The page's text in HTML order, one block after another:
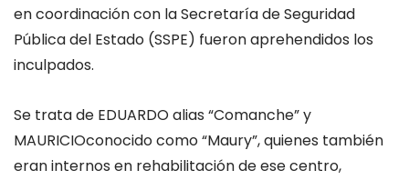
en coordinación con la Secretaría de Seguridad
Pública del Estado (SSPE) fueron aprehendidos los
inculpados.
Se trata de EDUARDOalias “Comanche” y
MAURICIOconocido como “Maury”, quienes también
eraninternos en rehabilitación de ese centro,